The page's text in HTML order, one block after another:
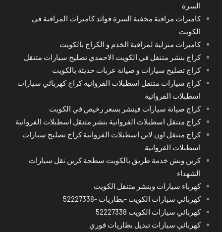
السرة
كاميرات مراقبة مخفية السرة فوائد كاميرات المراقبة في
الكويت
كاميرات منزلية لمراقبة الخدم و الكراج بالكويت
كراج بنشر متنقل في الكويت الاحمدي تصليح سيارات متنقل
كراج تصليح سيارات و صيانة عربات حديثة بالكويت
كراج سيارات متنقل اسطبلات الفروانية كراج كهربائي سيارات
اسطبلات الفروانية
كراج صيانة سيارات فينشر بسعر رخيص في الكويت
كراج متنقل اسطبلات الفروانية بنشر متنقل اسطبلات الفروانية
كراج متنقل اون لاين اسطبلات الفروانية كراج تصليح سيارات
اسطبلات الفروانية
كرين ونش خدمة طريق بالكويت سطحة كرين نقل سيارات
الشهداء
كهرباء سيارات وبنشر متنقل الكويت
كهربائي سيارات الكويت -بطاريات -52227338
كهربائي سيارات الكويت 52227338
كهربائي سيارات تبديل بطاريات فوري